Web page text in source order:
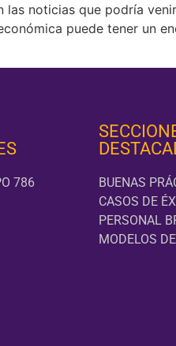
noticias que podría
puede tener un
786
BUENAS
CASOS DE
PERSONAL
MODELOS